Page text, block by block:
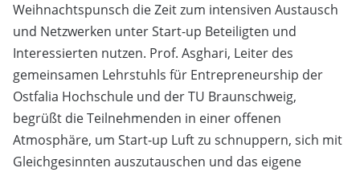
Weihnachtspunsch die Zeit zum intensiven Austausch
und Netzwerken unter Start-up Beteiligten und
Interessierten nutzen. Prof. Asghari, Leiter des
gemeinsamen Lehrstuhls für Entrepreneurship der
Ostfalia Hochschule und der TU Braunschweig,
begrüßt die Teilnehmenden in einer offenen
Atmosphäre, um Start-up Luft zu schnuppern, sich mit
Gleichgesinnten auszutauschen und das eigene